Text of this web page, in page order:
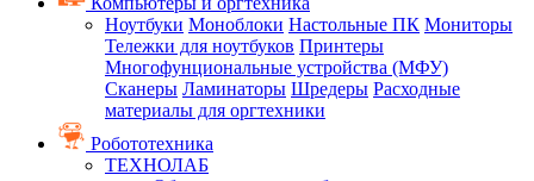
Ноутбуки Моноблоки Настольные ПК Мониторы
Тележки для ноутбуков Принтеры
Многофунциональные устройства (МФУ)
Сканеры Ламинаторы Шредеры Расходные
материалы для оргтехники
Робототехника
ТЕХНОЛАБ